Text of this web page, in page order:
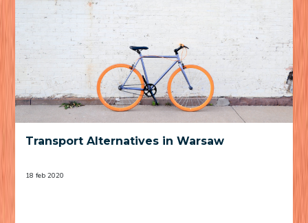
Transport Alternatives in Warsaw
18 feb 2020